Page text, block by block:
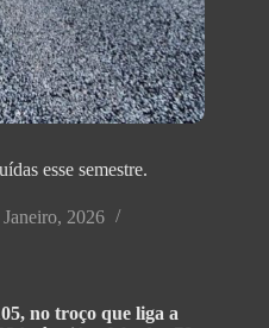
esse semestre.
2026
no troço que liga a